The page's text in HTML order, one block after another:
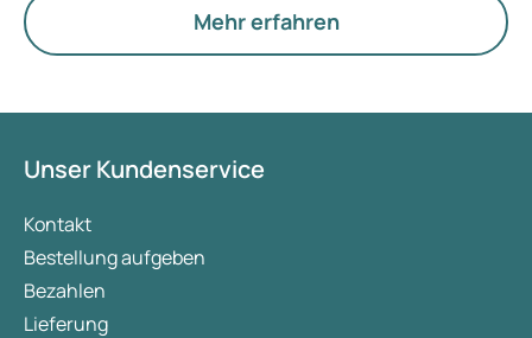
Mehr erfahren
Unser Kundenservice
Kontakt
Bestellung aufgeben
Bezahlen
Lieferung